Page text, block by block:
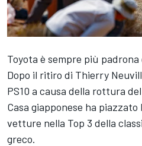
Toyota è sempre più
Dopo il ritiro di Thierry
PS10 a causa della rottura
Casa giapponese ha
vetture nella Top 3 della
greco.